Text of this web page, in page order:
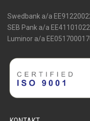
Swedbank a/a
SEB Pank a/a
Luminor a/a